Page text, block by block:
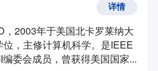
，2003年于美国北卡罗莱纳大
，主修计算机科学。是IEEE
委会成员，曾获得美国国家...
详情